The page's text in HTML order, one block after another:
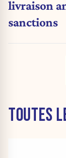
livraison
sanctions
TOUTES